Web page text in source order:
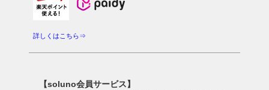
詳しくはこちら⇒
【soluno会員サービス】